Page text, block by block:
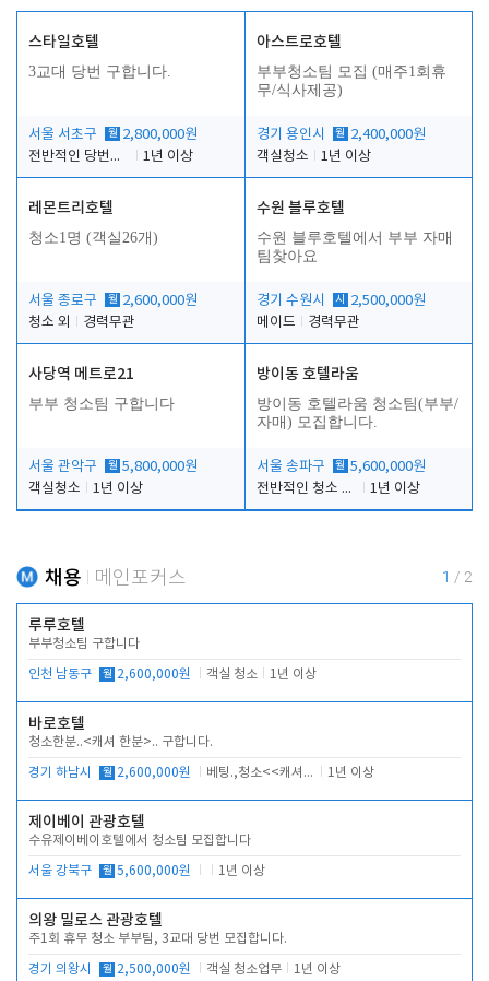
스타일호텔
3교대 당번 구합니다.
서울 서초구 월 2,800,000원
전반적인 당번업무
1년 이상
아스트로호텔
부부청소팀 모집 (매주1회휴
무/식사제공)
경기 용인시 월 2,400,000원
객실청소
1년 이상
레몬트리호텔
청소1명 (객실26개)
서울 종로구 월 2,600,000원
청소 외
경력무관
수원 블루호텔
수원 블루호텔에서 부부 자매
팀찾아요
경기 수원시 시
2,500,000원
메이드
경력무관
사당역 메트로21
부부 청소팀 구합니다
서울 관악구 월 5,800,000원
객실청소
1년 이상
방이동 호텔라움
방이동 호텔라움 청소팀(부부/
자매) 모집합니다.
서울 송파구 월 5,600,000원
전반적인 청소 업무(객실청소.객실정리)
1년 이상
채용 메인포커스 1 / 2
루루호텔
부부청소팀 구합니다
인천 남동구 월 2,600,000원 객실 청소 1년 이상
바로호텔
청소한분..<캐셔 한분>.. 구합니다.
경기 하남시 월 2,600,000원 베팅.,청소<<캐셔 모셔봅니다. 1년 이상
제이베이 관광호텔
수유제이베이호텔에서 청소팀 모집합니다
서울 강북구 월 5,600,000원 1년 이상
의왕 밀로스 관광호텔
주1회 휴무 청소 부부팀, 3교대 당번 모집합니다.
경기 의왕시 월 2,500,000원 객실 청소업무 1년 이상